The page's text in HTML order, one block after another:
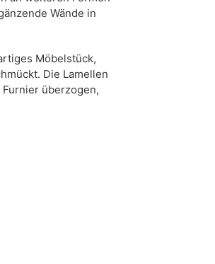
Wände in
Möbelstück,
Die Lamellen
überzogen,